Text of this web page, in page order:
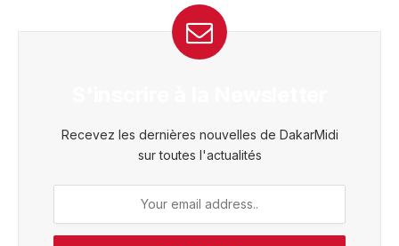
Recevez les dernières nouvelles de DakarMidi
sur toutes l'actualités